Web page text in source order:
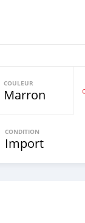
COULEUR
Marron
CONDITION
Import